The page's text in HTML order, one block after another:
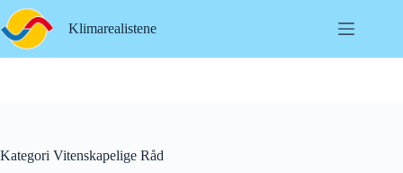
Hopp
til
innholdet
Klimarealistene
Kategori Vitenskapelige Råd